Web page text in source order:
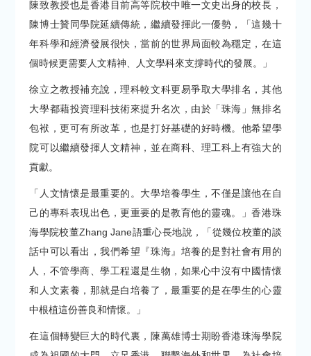
陳致教授也是香港目前高等院校中唯一文史出身的校長，
陳博士贊同學院延續傳統，繼續發揮此一優勢，「這幾十
年科學和經濟發展很快，當前的世界局面較為穩定，在這
個時候更需要人文精神、人文學科來支撐時代的發展。」
徐立之教授補充說，理科較文科更易爭取大學排名，其他
大學都藉投資理科技術來提升名次，由於「珠海」無排名
包袱，更可有所改革，也是打好基礎的好時機。他希望學
院可以繼續發揮人文精神，並在商科、理工科上有強大的
貢獻。
「人文情懷是最重要的。大學培養學生，不僅是讓他在自
己的專科表現出色，更重要的是教育他的靈魂。」香港珠
海學院校董Zhang Jane語重心長地說，「從幾位校董的談
話中可以看出，我們希望『珠海』培養的是對社會有用的
人，不管學商、學工程還是生物，如果心中沒有中國情懷
和人文素養，那就是白培養了，最重要的是在學生的心靈
中根植這份善良和情懷。」
在這個轉變巨大的時代裏，陳萬雄博士期盼香港珠海學院